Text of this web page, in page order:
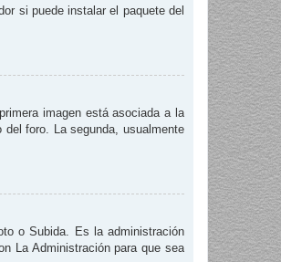
si puede instalar el paquete del
imagen está asociada a la
foro. La segunda, usualmente
o Subida. Es la administración
La Administración para que sea